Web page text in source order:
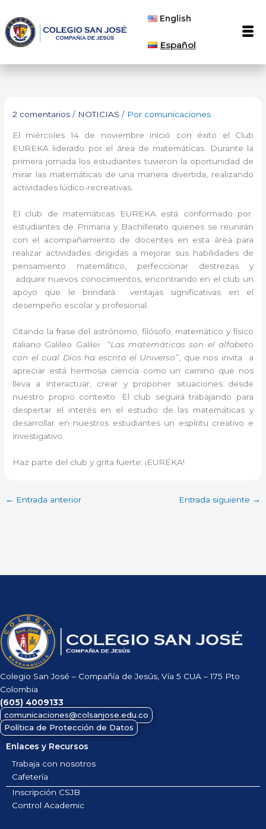
contenido
English
Español
2 comentarios / NOTICIAS / Por comunicaciones
El miércoles 14 de noviembre inició con éxito el Club
EUREKA liderado por el área de matemáticas. Durante la
primera jornada los estudiantes tuvieron la oportunidad de
mirar las matemáticas de una manera divertida, realizando
actividades lúdico-recreativas.
El club de matemáticas EUREKA está conformado por
estudiantes de Primaria y Bachillerato quienes se reunirán
con el acompañamiento de docentes en esta área para
realizar actividades dirigidas a mejorar sus habilidades de
pensamiento matemático, perfeccionar destrezas y
adquirir nuevos conocimientos, encontrando en el club un
apoyo que le brindará ventajas significativas en el
desempeño escolar y profesional.
Citando la frase del astrónomo, filósofo, matemático y físico
italiano Galileo Galilei “Las matemáticas son el alfabeto
con el cual Dios ha escrito el Universo”, que nos invita a
apreciar está hermosa ciencia como un camino que nos
lleva a interactuar, crear y proponer situaciones desde
nuestro propio contexto. El club seguirá trabajando para
despertar el interés en el estudio de las matemáticas y
desarrollar en nuestros estudiantes un espíritu creativo e
investigativo.
Haz parte del club y grita fuerte: ¡EUREKA!
← Entrada anterior Entrada siguiente →
Colegio San José – Compañía de Jesús, Vía 5 CUA – 175 Pto
Colombia
(605) 4009133
comunicaciones@colsanjose.edu.co
Política de Protección de Datos
Enlaces y Recursos
Trabaja con nosotros
Cafetería
Inscripción CSJB
Control Academic